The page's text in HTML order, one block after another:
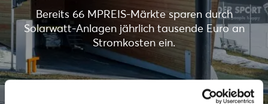
Bereits 66 MPREIS-Märkte sparen durch
Solarwatt-Anlagen jährlich tausende Euro an
Stromkosten ein.